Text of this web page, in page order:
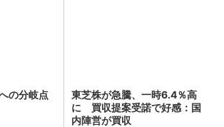
の分岐点
東芝株が急騰、一時6.4％高
に 買収提案受諾で好感：国
内陣営が買収